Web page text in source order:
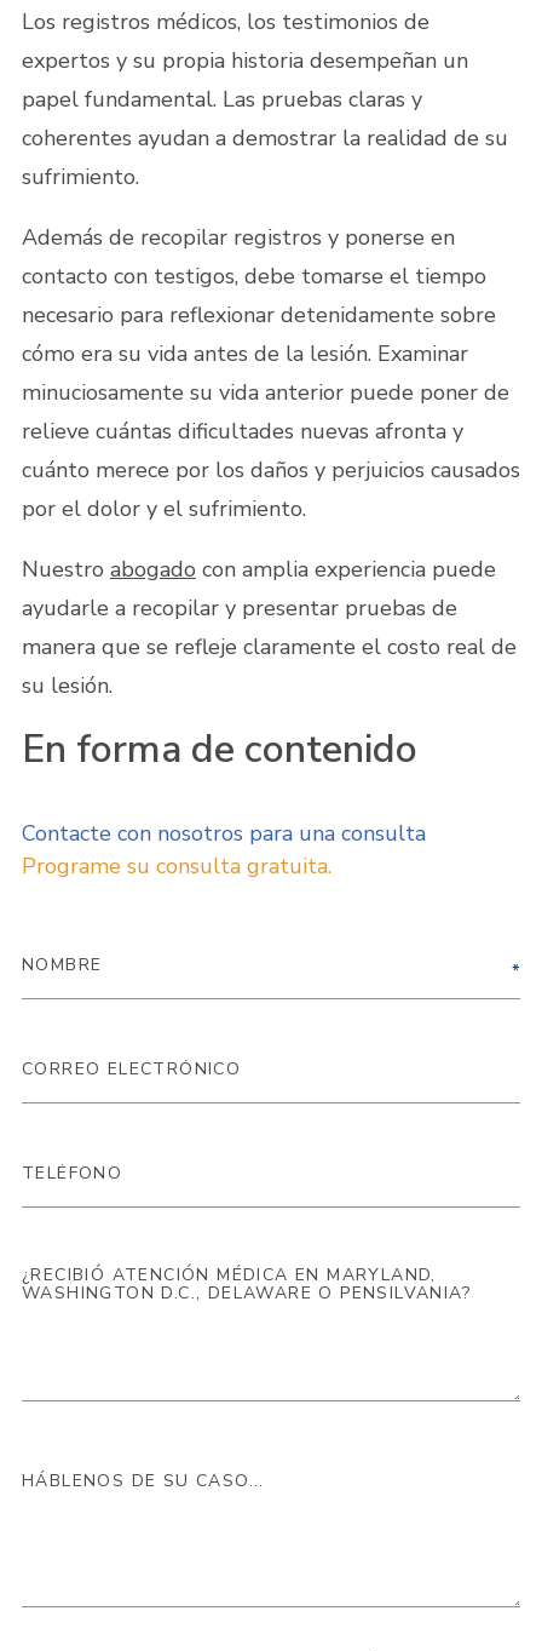
Los registros médicos, los testimonios de
expertos y su propia historia desempeñan un
papel fundamental. Las pruebas claras y
coherentes ayudan a demostrar la realidad de su
sufrimiento.
Además de recopilar registros y ponerse en
contacto con testigos, debe tomarse el tiempo
necesario para reflexionar detenidamente sobre
cómo era su vida antes de la lesión. Examinar
minuciosamente su vida anterior puede poner de
relieve cuántas dificultades nuevas afronta y
cuánto merece por los daños y perjuicios causados
por el dolor y el sufrimiento.
Nuestro abogado con amplia experiencia puede
ayudarle a recopilar y presentar pruebas de
manera que se refleje claramente el costo real de
su lesión.
En forma de contenido
Contacte con nosotros para una consulta
Programe su consulta gratuita.